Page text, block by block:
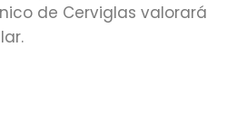
de Cerviglas valorará